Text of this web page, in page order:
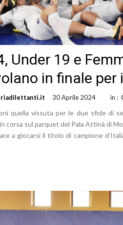
Under 19 e
in finale per
30 Aprile 2024 in :
quella vissuta per le due sfide di
corsa sul parquet del Pala Attinà di
a giocarsi il titolo di campione